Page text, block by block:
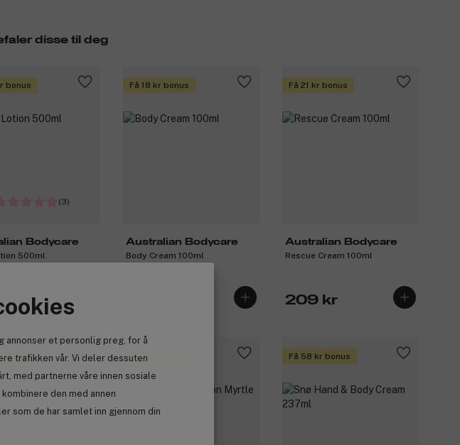
annonser et personlig preg, for å
trafikken vår. Vi deler dessuten
med partnerne våre innen sosiale
den med annen
som de har samlet inn gjennom din
disse til deg
bonus
(3)
Bodycare
500ml
Få 18 kr bonus
Australian Bodycare
Body Cream 100ml
Få 21 kr bonus
Australian Bodycare
Rescue Cream 100ml
209 kr
bonus Få 21 kr bonus Få 58 kr bonus